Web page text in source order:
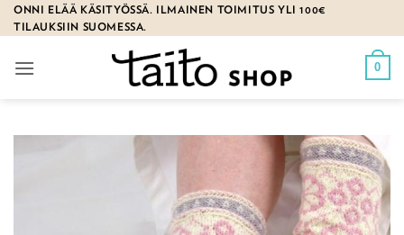
Skip
to
ONNI ELÄÄ KÄSITYÖSSÄ. ILMAINEN TOIMITUS YLI 100€
TILAUKSIIN SUOMESSA.
0